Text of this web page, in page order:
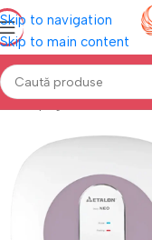
Skip to navigation
Skip to main content
Prima pagină